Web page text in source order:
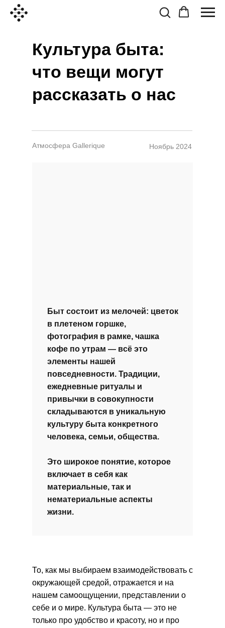
То, как мы выбираем взаимодействовать с
окружающей средой, отражается и на
нашем самоощущении, представлении о
себе и о мире. Культура быта — это не
только про удобство и красоту, но и про
Культура быта:
что вещи могут
рассказать о нас
Быт состоит из мелочей: цветок
в плетеном горшке,
фотография в рамке, чашка
кофе по утрам — всё это
элементы нашей
повседневности. Традиции,
ежедневные ритуалы и
привычки в совокупности
складываются в уникальную
культуру быта конкретного
человека, семьи, общества.
Это широкое понятие, которое
включает в себя как
материальные, так и
нематериальные аспекты
жизни.
Атмосфера Gallerique Ноябрь 2024